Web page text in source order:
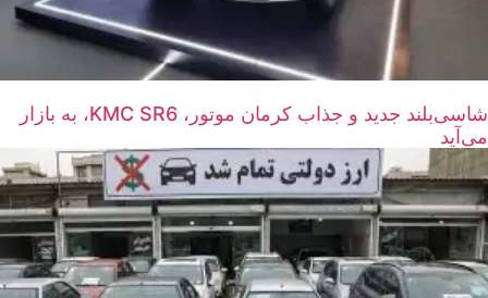
شاسی‌بلند جدید و جذاب کرمان موتور، KMC SR6، به بازار
می‌آید